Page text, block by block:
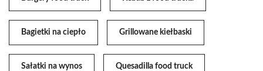
Bagietki na ciepło Grillowane kiełbaski
Sałatki na wynos Quesadilla food truck